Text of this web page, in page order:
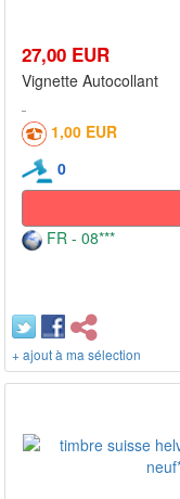
27,00 EUR
Vignette Autocollant
1,00 EUR
0
FR - 08***
+ ajout à ma sélection